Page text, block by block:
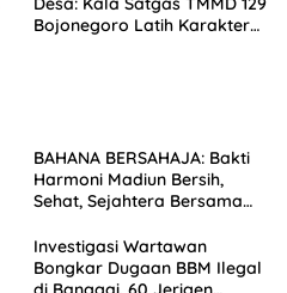
Bojonegoro Latih Karakter
BAHANA BERSAHAJA: Bakti
Harmoni Madiun Bersih,
Sehat, Sejahtera Bersama
Investigasi Wartawan
Bongkar Dugaan BBM Ilegal